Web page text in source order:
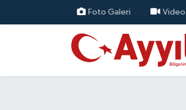
Foto Galeri Video